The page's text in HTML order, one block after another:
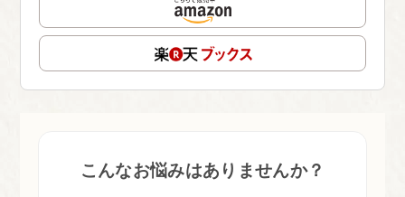
こんなお悩みはありませんか？